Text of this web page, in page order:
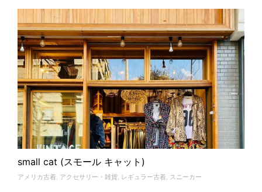
small cat (スモール キャット)
アメリカ古着, アクセサリー・雑貨, レギュラー古着, スニーカー